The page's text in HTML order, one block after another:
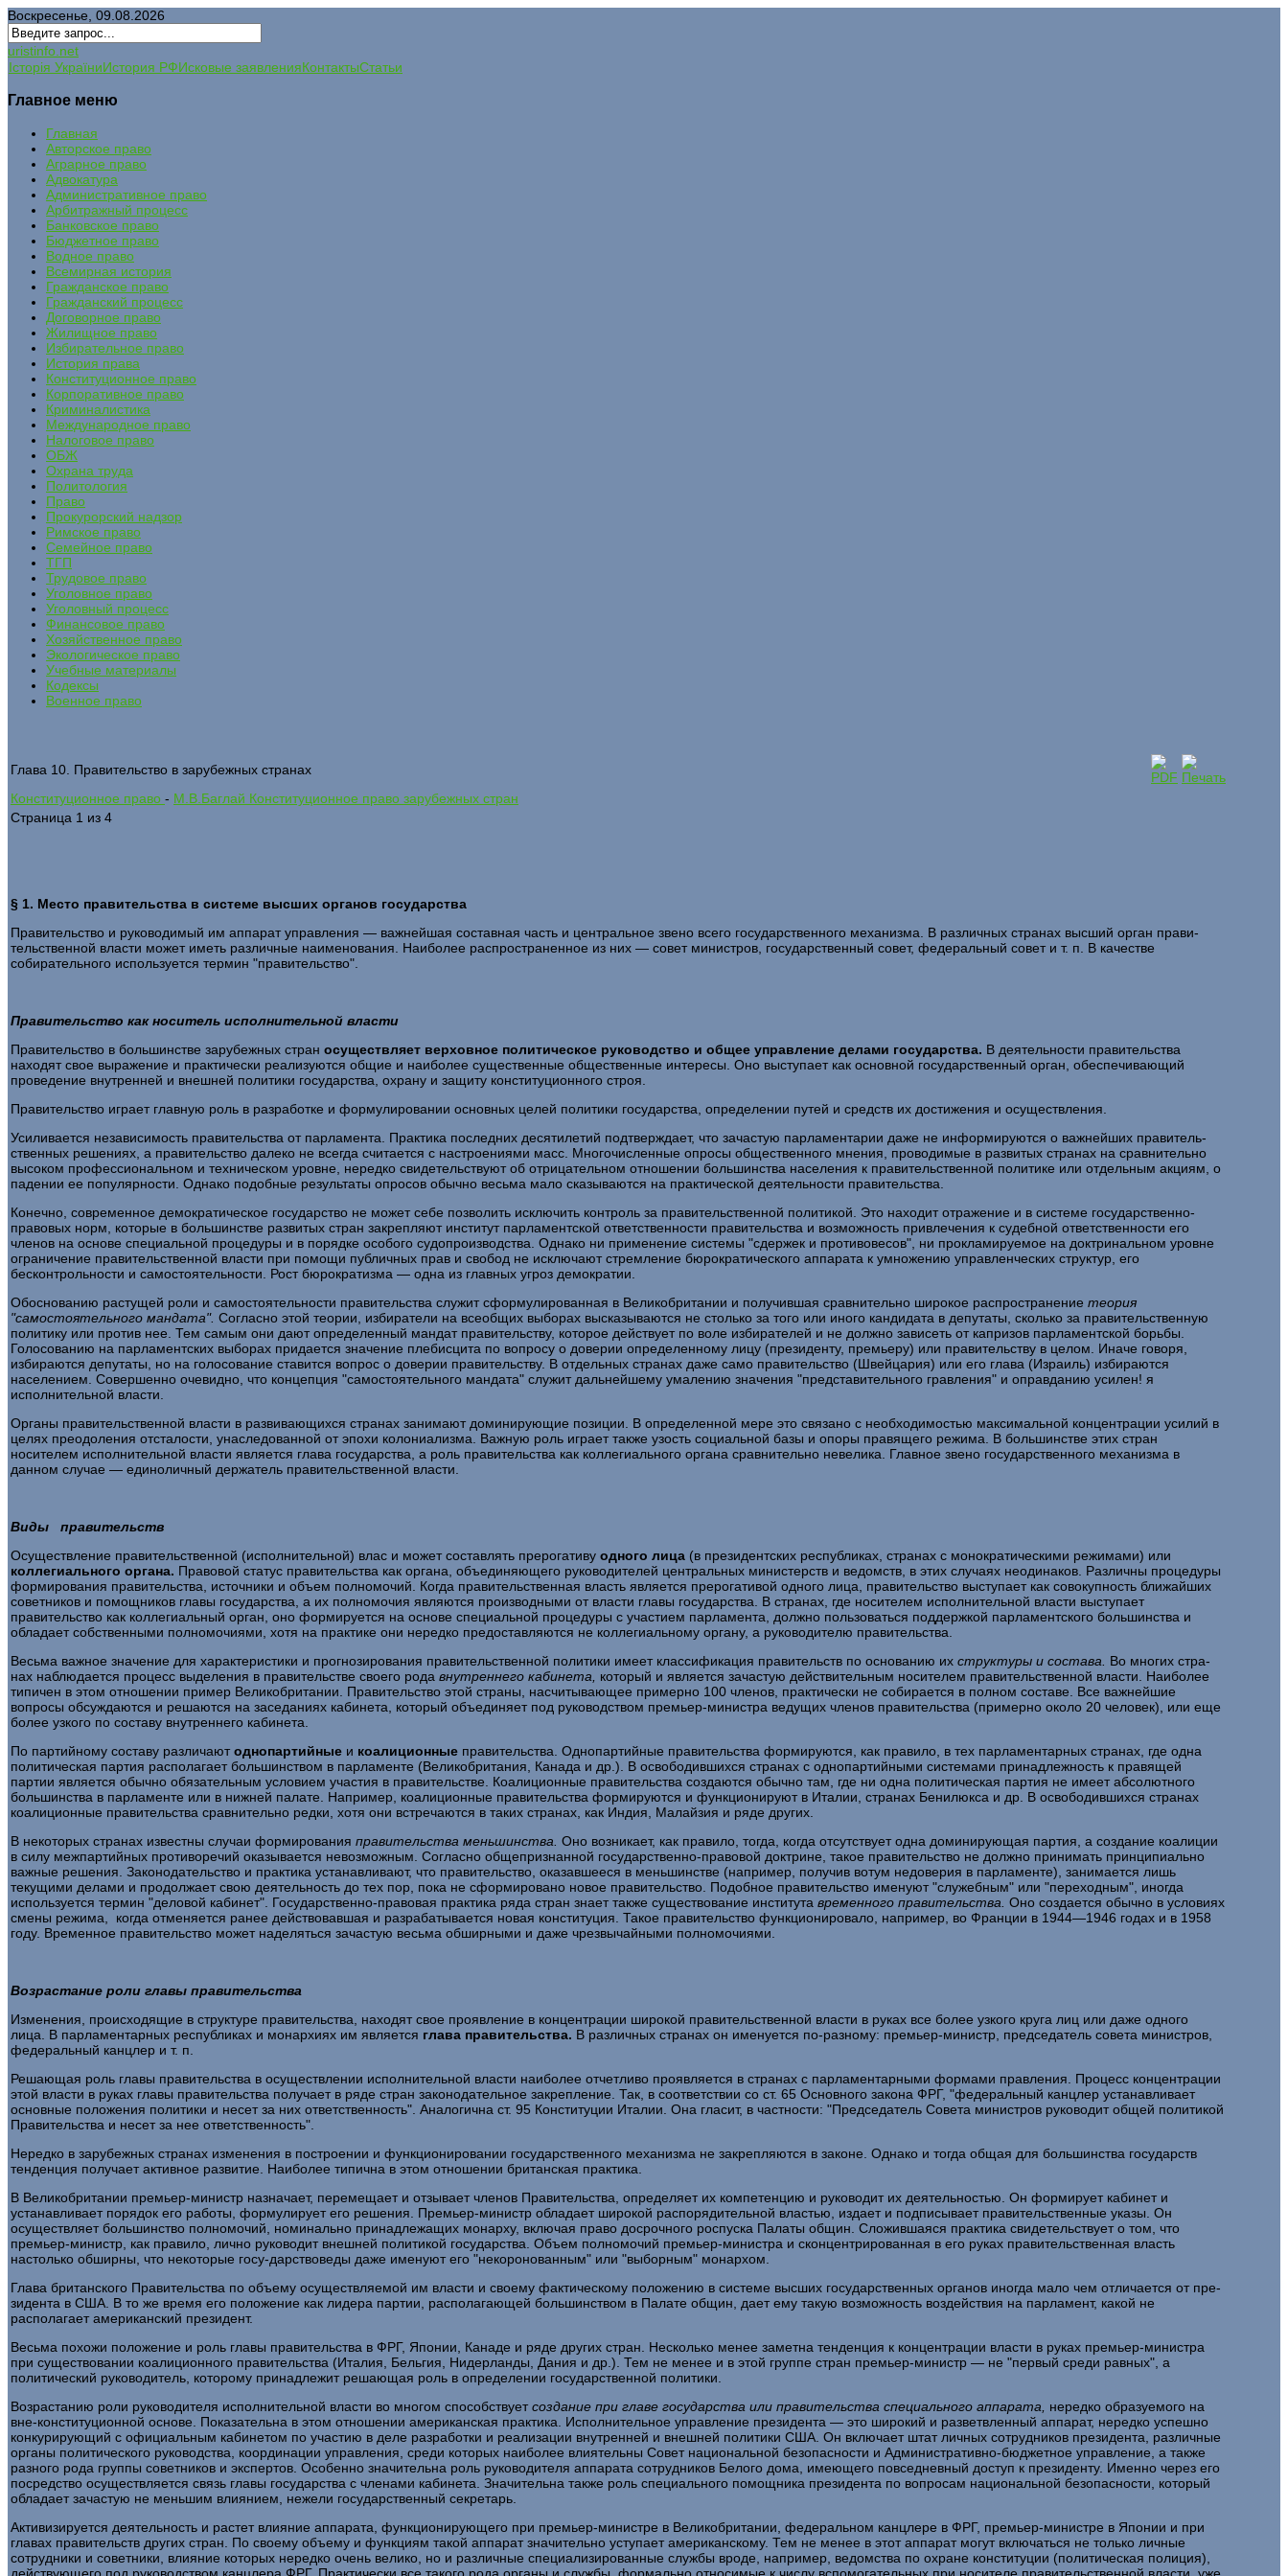
Воскресенье, 09.08.2026
uristinfo.net
Історія УкраїниИстория РФИсковые заявленияКонтактыСтатьи
Главное меню
Главная
Авторское право
Аграрное право
Адвокатура
Административное право
Арбитражный процесс
Банковское право
Бюджетное право
Водное право
Всемирная история
Гражданское право
Гражданский процесс
Договорное право
Жилищное право
Избирательное право
История права
Конституционное право
Корпоративное право
Криминалистика
Международное право
Налоговое право
ОБЖ
Охрана труда
Политология
Право
Прокурорский надзор
Римское право
Семейное право
ТГП
Трудовое право
Уголовное право
Уголовный процесс
Финансовое право
Хозяйственное право
Экологическое право
Учебные материалы
Кодексы
Военное право
Глава 10. Правительство в зарубежных странах
Конституционное право - М.В.Баглай Конституционное право зарубежных стран
Страница 1 из 4
§ 1. Место правительства в системе высших органов государства
Правительство и руководимый им аппарат управления — важнейшая составная часть и центральное звено всего государ­ственного механизма. В различных странах высший орган прави­
тельственной власти может иметь различные наименования. Наи­более распространенное из них — совет министров, государствен­ный совет, федеральный совет и т. п. В качестве
собирательного используется термин "правительство".
Правительство как носитель исполнительной власти
Правительство в большинстве зарубежных стран осуществ­ляет верховное политическое руководство и общее управление делами государства. В деятельности правительства
находят свое выражение и практически реализуются общие и наиболее суще­ственные общественные интересы. Оно выступает как основной государственный орган, обеспечивающий
проведение внутренней и внешней политики государства, охрану и защиту конституцион­ного строя.
Правительство играет главную роль в разработке и форму­лировании основных целей политики государства, определении путей и средств их достижения и осуществления.
Усиливается независимость правительства от парламента. Практика последних десятилетий подтверждает, что зачастую парламентарии даже не информируются о важнейших правитель­
ственных решениях, а правительство далеко не всегда считается с настроениями масс. Многочисленные опросы общественного мне­ния, проводимые в развитых странах на сравнительно
высоком профессиональном и техническом уровне, нередко свидетельствуют об отрицательном отношении большинства населения к правитель­ственной политике или отдельным акциям, о
падении ее попу­лярности. Однако подобные результаты опросов обычно весьма мало сказываются на практической деятельности правительства.
Конечно, современное демократическое государство не мо­жет себе позволить исключить контроль за правительственной политикой. Это находит отражение и в системе государственно-
правовых норм, которые в большинстве развитых стран закреп­ляют институт парламентской ответственности правительства и возможность привлечения к судебной ответственности его
членов на основе специальной процедуры и в порядке особого судопроиз­водства. Однако ни применение системы "сдержек и противовесов", ни прокламируемое на доктринальном уровне
ограничение правительственной власти при помощи публичных прав и свобод не исключают стремление бюрократического аппарата к умноже­нию управленческих структур, его
бесконтрольности и самостоя­тельности. Рост бюрократизма — одна из главных угроз демокра­тии.
Обоснованию растущей роли и самостоятельности правитель­ства служит сформулированная в Великобритании и получившая сравнительно широкое распространение теория
"самостоятель­ного мандата". Согласно этой теории, избиратели на всеобщих выборах высказываются не столько за того или иного кандидата в депутаты, сколько за правительственную
политику или против нее. Тем самым они дают определенный мандат правительству, которое действует по воле избирателей и не должно зависеть от капризов парламентской борьбы.
Голосованию на парламентских выборах придается значение плебисцита по вопросу о доверии определенному лицу (президенту, премьеру) или правительству в целом. Иначе говоря,
избираются депутаты, но на голосование ставится вопрос о доверии правительству. В отдельных странах даже само правительство (Швейцария) или его глава (Израиль) избираются
населением. Совершенно очевидно, что концепция "самостоятельного мандата" служит дальнейшему умалению зна­чения "представительного гравления" и оправданию усилен! я
исполнительной власти.
Органы правительственной власти в развивающихся странах занимают доминирующие позиции. В определенной мере это свя­зано с необходимостью максимальной концентрации усилий в
це­лях преодоления отсталости, унаследованной от эпохи колониа­лизма. Важную роль играет также узость социальной базы и опо­ры правящего режима. В большинстве этих стран
носителем исполнительной власти является глава государства, а роль прави­тельства как коллегиального органа сравнительно невелика. Глав­ное звено государственного механизма в
данном случае — едино­личный держатель правительственной власти.
Виды правительств
Осуществление правительственной (исполнительной) влас и может составлять прерогативу одного лица (в президентских рес­публиках, странах с монократическими режимами) или
коллеги­ального органа. Правовой статус правительства как органа, объе­диняющего руководителей центральных министерств и ведомств, в этих случаях неодинаков. Различны процедуры
формирования правительства, источники и объем полномочий. Когда правитель­ственная власть является прерогативой одного лица, правитель­ство выступает как совокупность ближайших
советников и помощ­ников главы государства, а их полномочия являются производными от власти главы государства. В странах, где носителем исполнительной власти выступает
правительство как коллегиальный орган, оно формируется на основе специальной процедуры с участием парламента, должно пользоваться поддержкой парламентского большинства и
обладает собственными полномочиями, хотя на практике они нередко предоставляются не коллегиальному орга­ну, а руководителю правительства.
Весьма важное значение для характеристики и прогнозиро­вания правительственной политики имеет классификация прави­тельств по основанию их структуры и состава. Во многих стра­
нах наблюдается процесс выделения в правительстве своего рода внутреннего кабинета, который и является зачастую действи­тельным носителем правительственной власти. Наиболее
типичен в этом отношении пример Великобритании. Правительство этой страны, насчитывающее примерно 100 членов, практически не собирается в полном составе. Все важнейшие
вопросы обсуждают­ся и решаются на заседаниях кабинета, который объединяет под руководством премьер-министра ведущих членов правительства (примерно около 20 человек), или еще
более узкого по составу внутреннего кабинета.
По партийному составу различаютоднопартийные и коали­ционные правительства. Однопартийные правительства форми­руются, как правило, в тех парламентарных странах, где одна
политическая партия располагает большинством в парламенте (Великобритания, Канада и др.). В освободившихся странах с од­нопартийными системами принадлежность к правящей
партии является обычно обязательным условием участия в правительстве. Коалиционные правительства создаются обычно там, где ни одна политическая партия не имеет абсолютного
большинства в парла­менте или в нижней палате. Например, коалиционные правитель­ства формируются и функционируют в Италии, странах Бени­люкса и др. В освободившихся странах
коалиционные правитель­ства сравнительно редки, хотя они встречаются в таких странах, как Индия, Малайзия и ряде других.
В некоторых странах известны случаи формирования прави­тельства меньшинства. Оно возникает, как правило, тогда, ког­да отсутствует одна доминирующая партия, а создание коалиции
в силу межпартийных противоречий оказывается невозможным. Согласно общепризнанной государственно-правовой доктрине, та­кое правительство не должно принимать принципиально
важ­ные решения. Законодательство и практика устанавливают, что правительство, оказавшееся в меньшинстве (например, получив вотум недоверия в парламенте), занимается лишь
текущими де­лами и продолжает свою деятельность до тех пор, пока не сфор­мировано новое правительство. Подобное правительство именуют "служебным" или "переходным", иногда
используется термин "де­ловой кабинет". Государственно-правовая практика ряда стран знает также существование института временного правительства. Оно создается обычно в условиях
смены режима, когда отменяется ранее действовавшая и разрабатывается новая конституция. Та­кое правительство функционировало, например, во Франции в 1944—1946 годах и в 1958
году. Временное правительство может наделяться зачастую весьма обширными и даже чрезвычайными полномочиями.
Возрастание роли главы правительства
Изменения, происходящие в структуре правительства, на­ходят свое проявление в концентрации широкой правительствен­ной власти в руках все более узкого круга лиц или даже одного
лица. В парламентарных республиках и монархиях им является глава правительства. В различных странах он именуется по-раз­ному: премьер-министр, председатель совета министров,
феде­ральный канцлер и т. п.
Решающая роль главы правительства в осуществлении ис­полнительной власти наиболее отчетливо проявляется в странах с парламентарными формами правления. Процесс концентрации
этой власти в руках главы правительства получает в ряде стран зако­нодательное закрепление. Так, в соответствии со ст. 65 Основного закона ФРГ, "федеральный канцлер устанавливает
основные по­ложения политики и несет за них ответственность". Аналогична ст. 95 Конституции Италии. Она гласит, в частности: "Председа­тель Совета министров руководит общей политикой
Правитель­ства и несет за нее ответственность".
Нередко в зарубежных странах изменения в построении и функционировании государственного механизма не закрепляются в законе. Однако и тогда общая для большинства государств
тен­денция получает активное развитие. Наиболее типична в этом от­ношении британская практика.
В Великобритании премьер-министр назначает, перемещает и отзывает членов Правительства, определяет их компетенцию и руководит их деятельностью. Он формирует кабинет и
устанавли­вает порядок его работы, формулирует его решения. Премьер-министр обладает широкой распорядительной властью, издает и подписывает правительственные указы. Он
осуществляет большин­ство полномочий, номинально принадлежащих монарху, вклю­чая право досрочного роспуска Палаты общин. Сложившаяся прак­тика свидетельствует о том, что
премьер-министр, как правило, лично руководит внешней политикой государства. Объем полно­мочий премьер-министра и сконцентрированная в его руках пра­вительственная власть
настолько обширны, что некоторые госу-дарствоведы даже именуют его "некоронованным" или "выбор­ным" монархом.
Глава британского Правительства по объему осуществляе­мой им власти и своему фактическому положению в системе выс­ших государственных органов иногда мало чем отличается от пре­
зидента в США. В то же время его положение как лидера партии, располагающей большинством в Палате общин, дает ему такую возможность воздействия на парламент, какой не
располагает американский президент.
Весьма похожи положение и роль главы правительства в ФРГ, Японии, Канаде и ряде других стран. Несколько менее заметна тенденция к концентрации власти в руках премьер-министра
при существовании коалиционного правительства (Италия, Бельгия, Нидерланды, Дания и др.). Тем не менее и в этой группе стран премьер-министр — не "первый среди равных", а
политический руководитель, которому принадлежит решающая роль в опреде­лении государственной политики.
Возрастанию роли руководителя исполнительной власти во многом способствуетсоздание при главе государства или прави­тельства специального аппарата, нередко образуемого на
вне-конституционной основе. Показательна в этом отношении амери­канская практика. Исполнительное управление президента — это широкий и разветвленный аппарат, нередко успешно
конкуриру­ющий с официальным кабинетом по участию в деле разработки и реализации внутренней и внешней политики США. Он включает штат личных сотрудников президента, различные
органы поли­тического руководства, координации управления, среди которых наиболее влиятельны Совет национальной безопасности и Админи­стративно-бюджетное управление, а также
разного рода группы советников и экспертов. Особенно значительна роль руководителя аппарата сотрудников Белого дома, имеющего повседневный дос­туп к президенту. Именно через его
посредство осуществляется связь главы государства с членами кабинета. Значительна также роль специального помощника президента по вопросам националь­ной безопасности, который
обладает зачастую не меньшим влия­нием, нежели государственный секретарь.
Активизируется деятельность и растет влияние аппарата, функционирующего при премьер-министре в Великобритании, федеральном канцлере в ФРГ, премьер-министре в Японии и при
главах правительств других стран. По своему объему и функциям такой аппарат значительно уступает американскому. Тем не ме­нее в этот аппарат могут включаться не только личные
сотрудни­ки и советники, влияние которых нередко очень велико, но и различные специализированные службы вроде, например, ведом­ства по охране конституции (политическая полиция),
действую­щего под руководством канцлера ФРГ. Практически все такого рода органы и службы, формально относимые к числу вспомога­тельных при носителе правительственной власти, уже